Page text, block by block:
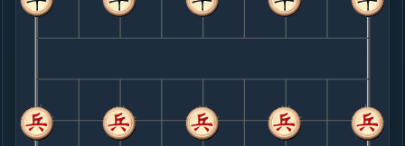
.....卒１进１
红+7
7. 兵九进一
红+3
8. 炮八平七
红+3
车九平六
.....马３进２
红+7
砲８进２
9. 车二进四
红+9